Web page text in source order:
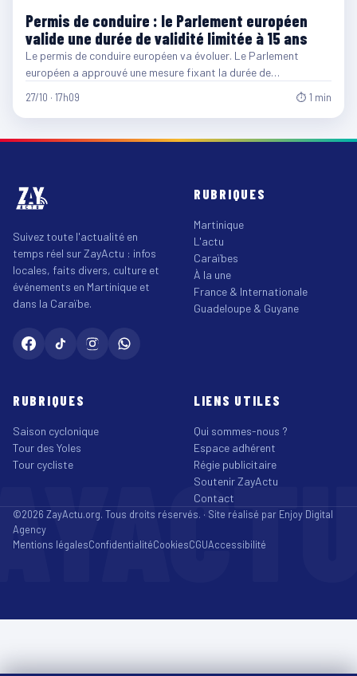
Permis de conduire : le Parlement européen
valide une durée de validité limitée à 15 ans
Le permis de conduire européen va évoluer. Le Parlement
européen a approuvé une mesure fixant la durée de…
27/10 · 17h09 ⏱ 1 min
Suivez toute l'actualité en
temps réel sur ZayActu : infos
locales, faits divers, culture et
événements en Martinique et
dans la Caraïbe.
RUBRIQUES
Martinique
L'actu
Caraïbes
À la une
France & Internationale
Guadeloupe & Guyane
RUBRIQUES
Saison cyclonique
Tour des Yoles
Tour cycliste
LIENS UTILES
Qui sommes-nous ?
Espace adhérent
Régie publicitaire
Soutenir ZayActu
Contact
©2026 ZayActu.org. Tous droits réservés. · Site réalisé par Enjoy Digital
Agency
Mentions légalesConfidentialitéCookiesCGUAccessibilité